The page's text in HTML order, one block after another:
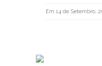
Em 14 de Setembro,